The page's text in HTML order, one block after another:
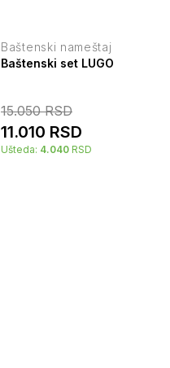
Baštenski nameštaj
Baštenski set LUGO
15.050RSD
11.010 RSD
Ušteda: 4.040 RSD